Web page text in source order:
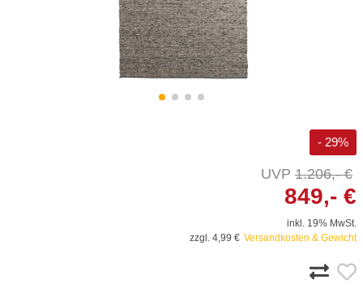
- 29%
1.206,- €
849,- €
inkl. 19% MwSt.
zzgl. 4,99 € Versandkosten & Gewicht